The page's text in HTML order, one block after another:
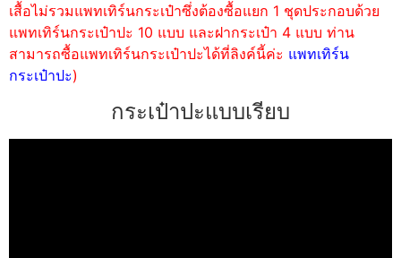
เสื้อไม่รวมแพทเทิร์นกระเป๋าซึ่งต้องซื้อแยก 1 ชุดประกอบด้วย
แพทเทิร์นกระเป๋าปะ 10 แบบ และฝากระเป๋า 4 แบบ ท่าน
สามารถซื้อแพทเทิร์นกระเป๋าปะได้ที่ลิงค์นี้ค่ะ แพทเทิร์น
กระเป๋าปะ)
กระเป๋าปะแบบเรียบ